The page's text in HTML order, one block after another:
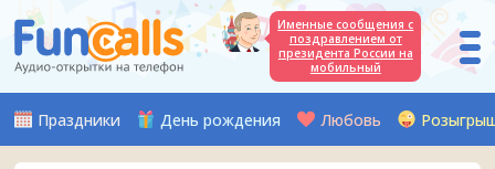
Именные сообщения с
поздравлением от
президента России на
мобильный
Праздники День рождения Любовь